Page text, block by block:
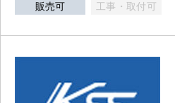
販売可 工事・取付可